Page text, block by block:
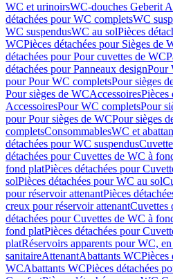
WC et urinoirsWC-douches Geberit
détachées pour WC completsWC
WC suspendusWC au solPièces
WCPièces détachées pour Sièges de
détachées pour Pour cuvettes de WC
détachées pour Panneaux designPour
pour Pour WC completsPour sièges
Pour sièges de WCAccessoiresPièces
AccessoiresPour WC completsPour
pour Pour sièges de WCPour sièges
completsConsommablesWC et
détachées pour WC suspendus
détachées pour Cuvettes de WC à
fond platPièces détachées pour
solPièces détachées pour WC au sol
pour réservoir attenantPièces
creux pour réservoir attenantCuvettes
détachées pour Cuvettes de WC à
fond platPièces détachées pour
platRéservoirs apparents pour WC,
sanitaireAttenantAbattants WCPièces
WCAbattants WCPièces détachées